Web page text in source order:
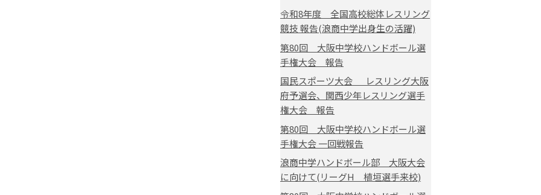
令和8年度 全国高校総体レスリング
競技 報告(浪商中学出身生の活躍)
第80回 大阪中学校ハンドボール選
手権大会 報告
国民スポーツ大会 レスリング大阪
府予選会、関西少年レスリング選手
権大会 報告
第80回 大阪中学校ハンドボール選
手権大会 一回戦報告
浪商中学ハンドボール部 大阪大会
に向けて(リーグH 植垣選手来校)